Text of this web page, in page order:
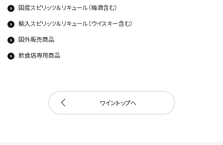
国産スピリッツ＆リキュール（梅酒含む）
輸入スピリッツ＆リキュール（ウイスキー含む）
国外販売商品
飲食店専用商品
ワイントップへ